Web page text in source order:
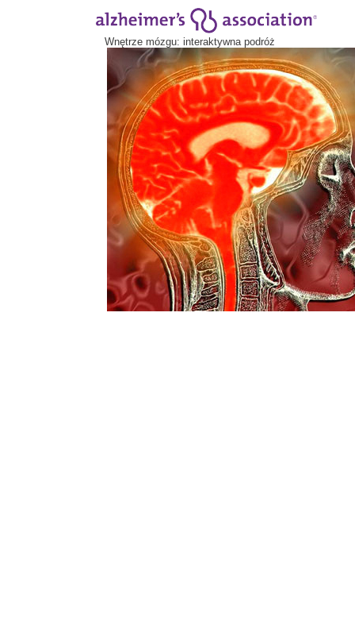
Wnętrze mózgu: interaktywna podróż